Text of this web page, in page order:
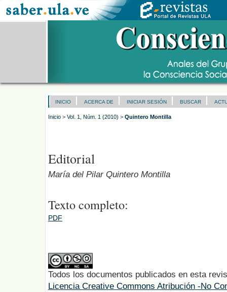
INICIO ACERCA DE INICIAR SESIÓN BUSCAR
Inicio > Vol. 1, Núm. 1 (2010) > Quintero Montilla
Editorial
María del Pilar Quintero Montilla
Texto completo:
PDF
Todos los documentos publicados en esta
Licencia Creative Commons Atribución -No